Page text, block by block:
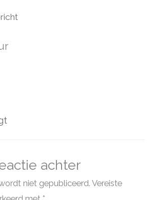
achter
niet gepubliceerd. Vereiste